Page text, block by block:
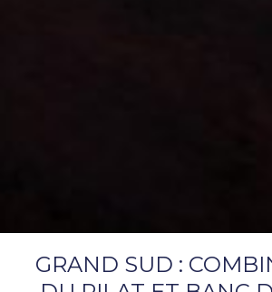
GRAND SUD :